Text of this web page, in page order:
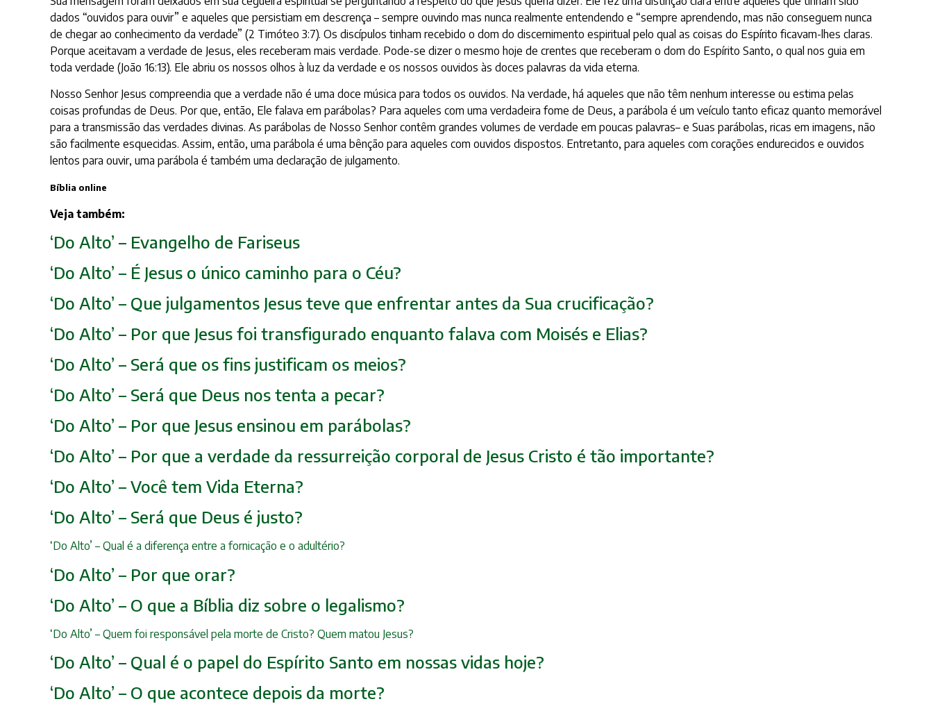
dados “ouvidos para ouvir” e aqueles que persistiam em descrença – sempre ouvindo mas nunca realmente entendendo e “sempre aprendendo, mas não conseguem nunca
de chegar ao conhecimento da verdade” (2 Timóteo 3:7). Os discípulos tinham recebido o dom do discernimento espiritual pelo qual as coisas do Espírito ficavam-lhes claras.
Porque aceitavam a verdade de Jesus, eles receberam mais verdade. Pode-se dizer o mesmo hoje de crentes que receberam o dom do Espírito Santo, o qual nos guia em
toda verdade (João 16:13). Ele abriu os nossos olhos à luz da verdade e os nossos ouvidos às doces palavras da vida eterna.
Nosso Senhor Jesus compreendia que a verdade não é uma doce música para todos os ouvidos. Na verdade, há aqueles que não têm nenhum interesse ou estima pelas
coisas profundas de Deus. Por que, então, Ele falava em parábolas? Para aqueles com uma verdadeira fome de Deus, a parábola é um veículo tanto eficaz quanto memorável
para a transmissão das verdades divinas. As parábolas de Nosso Senhor contêm grandes volumes de verdade em poucas palavras– e Suas parábolas, ricas em imagens, não
são facilmente esquecidas. Assim, então, uma parábola é uma bênção para aqueles com ouvidos dispostos. Entretanto, para aqueles com corações endurecidos e ouvidos
lentos para ouvir, uma parábola é também uma declaração de julgamento.
Bíblia online
Veja também:
‘Do Alto’ – Evangelho de Fariseus
‘Do Alto’ – É Jesus o único caminho para o Céu?
‘Do Alto’ – Que julgamentos Jesus teve que enfrentar antes da Sua crucificação?
‘Do Alto’ – Por que Jesus foi transfigurado enquanto falava com Moisés e Elias?
‘Do Alto’ – Será que os fins justificam os meios?
‘Do Alto’ – Será que Deus nos tenta a pecar?
‘Do Alto’ – Por que Jesus ensinou em parábolas?
‘Do Alto’ – Por que a verdade da ressurreição corporal de Jesus Cristo é tão importante?
‘Do Alto’ – Você tem Vida Eterna?
‘Do Alto’ – Será que Deus é justo?
‘Do Alto’ – Qual é a diferença entre a fornicação e o adultério?
‘Do Alto’ – Por que orar?
‘Do Alto’ – O que a Bíblia diz sobre o legalismo?
‘Do Alto’ – Quem foi responsável pela morte de Cristo? Quem matou Jesus?
‘Do Alto’ – Qual é o papel do Espírito Santo em nossas vidas hoje?
‘Do Alto’ – O que acontece depois da morte?